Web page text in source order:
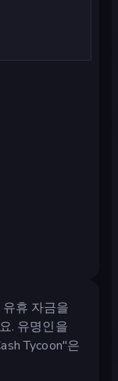
휴 자금을
. 유명인을
Tycoon"은